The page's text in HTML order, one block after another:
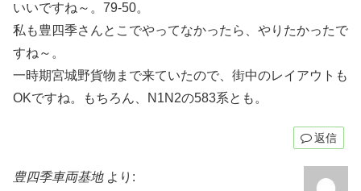
いいですね～。79-50。
私も豊四季さんとこでやってなかったら、やりたかったで
すね～。
一時期宮城野貨物まで来ていたので、街中のレイアウトも
OKですね。もちろん、N1N2の583系とも。
返信
豊四季車両基地 より: